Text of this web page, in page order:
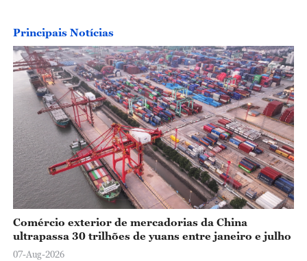
Principais Notícias
Comércio exterior de mercadorias da China
ultrapassa 30 trilhões de yuans entre janeiro e julho
07-Aug-2026